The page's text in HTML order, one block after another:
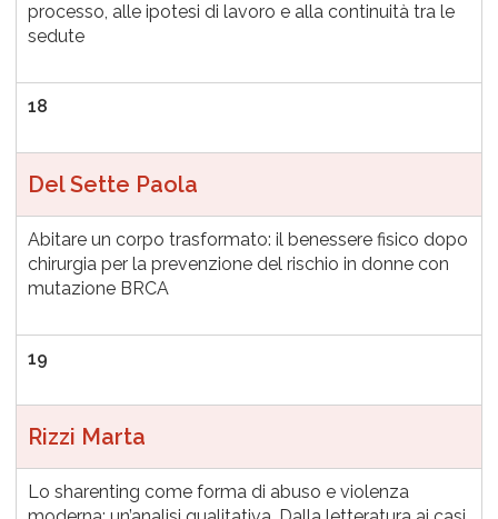
processo, alle ipotesi di lavoro e alla continuità tra le
sedute
18
Del Sette Paola
Abitare un corpo trasformato: il benessere fisico dopo
chirurgia per la prevenzione del rischio in donne con
mutazione BRCA
19
Rizzi Marta
Lo sharenting come forma di abuso e violenza